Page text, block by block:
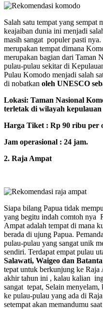
Salah satu tempat yang
keajaiban dunia ini menjadi
masih sangat populer pasti
merupakan tempat dimana
merupakan bagian dari Taman
pulau-pulau sekitar di
Pulau Komodo menjadi salah
di nobatkan oleh UNESCO
Lokasi: Taman Nasional
terletak di wilayah
Harga Tiket : Rp 90 ribu per
Jam operasional : 24 jam.
2. Raja Ampat
Siapa bilang Papua tidak
yang begitu indah comtoh nya
Ampat adalah tempat di mana
berada di ujung Papua.
pulau-pulau yang sangat unik
sendiri. Terdapat empat pulau
Salawati, Waigeo dan Batanta
tepat untuk berkunjung ke Raja
akhir tahun ini , kalau kalian
sangat tepat, Selain
ke pulau-pulau yang ada di
setempat akan memandumu